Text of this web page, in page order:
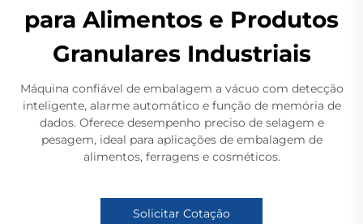
para Alimentos e Produtos
Granulares Industriais
Máquina confiável de embalagem a vácuo com detecção
inteligente, alarme automático e função de memória de
dados. Oferece desempenho preciso de selagem e
pesagem, ideal para aplicações de embalagem de
alimentos, ferragens e cosméticos.
Solicitar Cotação